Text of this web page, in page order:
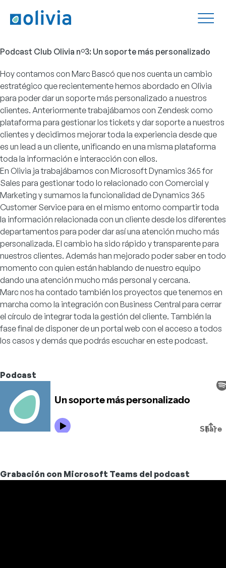
Podcast Club Olivia nº3: Un soporte más personalizado
Hoy contamos con Marc Bascó que nos cuenta un cambio
estratégico que recientemente hemos abordado en Olivia
para poder dar un soporte más personalizado a nuestros
clientes. Anteriormente trabajábamos con Zendesk como
plataforma para gestionar los tickets y dar soporte a nuestros
clientes y decidimos mejorar toda la experiencia desde que
es un lead a un cliente, unificando en una misma plataforma
toda la información e interacción con ellos.
En Olivia ja trabajábamos con Microsoft Dynamics 365 for
Sales para gestionar todo lo relacionado con Comercial y
Marketing y sumamos la funcionalidad deDynamics 365
Customer Servicepara en el mismo entorno compartir toda
la información relacionada con un cliente desde los diferentes
departamentos para poder dar así una atención mucho más
personalizada. El cambio ha sido rápido y transparente para
nuestros clientes. Además han mejorado poder saber en todo
momento con quien están hablando de nuestro equipo
dando una atención mucho más personal y cercana.
Marc nos ha contado también los proyectos que tenemos en
marcha como la integración con Business Central para cerrar
el círculo de integrar toda la gestión del cliente. También la
fase final de disponer de un portal web con el acceso a todos
los casos y demás que podrás escuchar en este podcast.
Podcast
Grabación con Microsoft Teams del podcast